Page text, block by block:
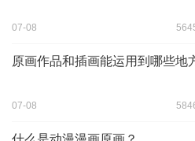
07-08
原画作品和插画能运用到哪些地
07-08